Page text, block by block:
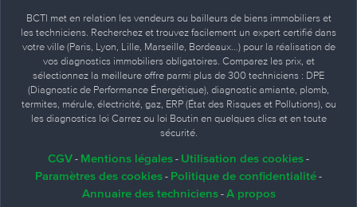
BCTI met en relation les vendeurs ou bailleurs de biens immobiliers et
les techniciens. Recherchez et trouvez facilement un expert certifié dans
votre ville (Paris, Lyon, Lille, Marseille, Bordeaux…) pour la réalisation de
vos diagnostics immobiliers obligatoires. Comparez les prix, et
sélectionnez la meilleure offre parmi plus de 300 techniciens : DPE
(Diagnostic de Performance Énergétique), diagnostic amiante, plomb,
termites, mérule, électricité, gaz, ERP (État des Risques et Pollutions), ou
les diagnostics loi Carrez ou loi Boutin en quelques clics et en toute
sécurité.
CGV - Mentions légales - Utilisation des cookies -
Paramètres des cookies - Politique de confidentialité -
Annuaire des techniciens- A propos